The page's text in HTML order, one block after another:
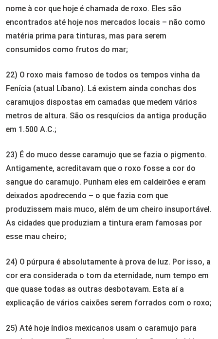
nome à cor que hoje é chamada de roxo. Eles são
encontrados até hoje nos mercados locais – não como
matéria prima para tinturas, mas para serem
consumidos como frutos do mar;
22) O roxo mais famoso de todos os tempos vinha da
Fenícia (atual Líbano). Lá existem ainda conchas dos
caramujos dispostas em camadas que medem vários
metros de altura. São os resquícios da antiga produção
em 1.500 A.C.;
23) É do muco desse caramujo que se fazia o pigmento.
Antigamente, acreditavam que o roxo fosse a cor do
sangue do caramujo. Punham eles em caldeirões e eram
deixados apodrecendo – o que fazia com que
produzissem mais muco, além de um cheiro insuportável.
As cidades que produziam a tintura eram famosas por
esse mau cheiro;
24) O púrpura é absolutamente à prova de luz. Por isso, a
cor era considerada o tom da eternidade, num tempo em
que quase todas as outras desbotavam. Esta aí a
explicação de vários caixões serem forrados com o roxo;
25) Até hoje índios mexicanos usam o caramujo para